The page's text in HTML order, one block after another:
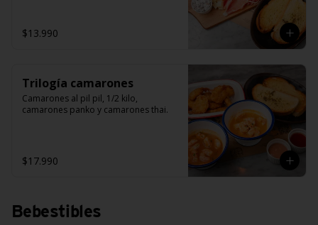
$13.990
Trilogía camarones
Camarones al pil pil, 1/2 kilo,
camarones panko y camarones thai.
$17.990
Bebestibles